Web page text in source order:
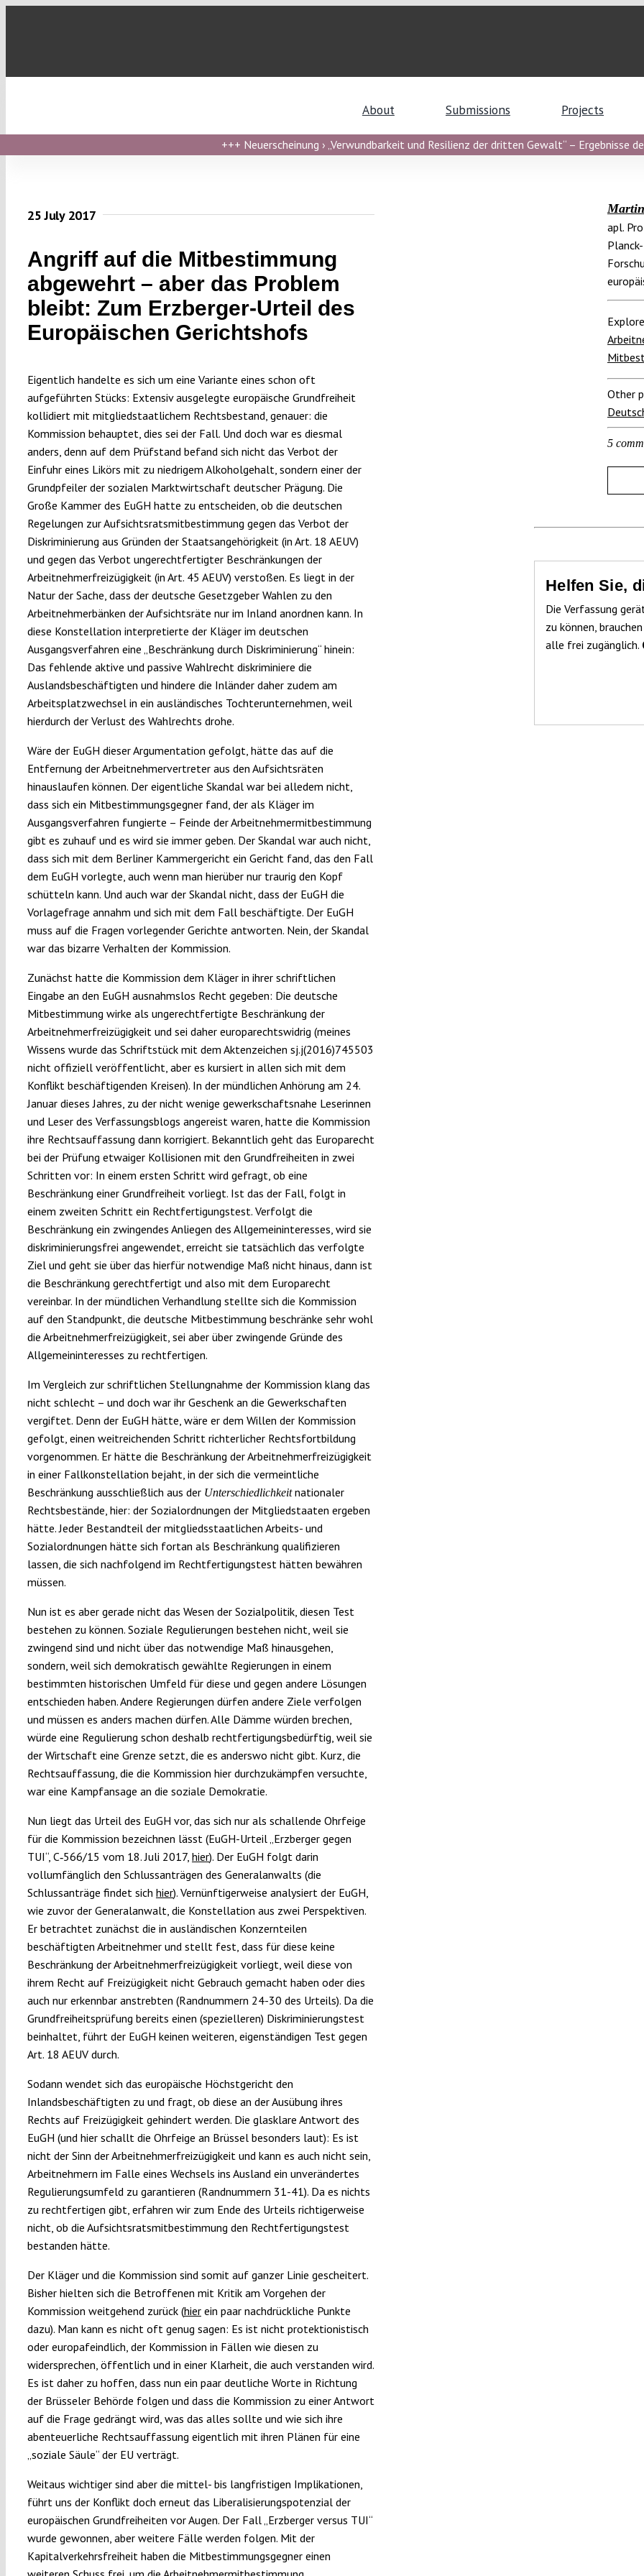
About Submissions Projects
+++ Neuerscheinung › „Verwundbarkeit und Resilienz der dritten Gewalt“ – Ergebnisse
25 July 2017
Angriff auf die Mitbestimmung
abgewehrt – aber das Problem
bleibt: Zum Erzberger-Urteil des
Europäischen Gerichtshofs
Eigentlich handelte es sich um eine Variante eines schon oft
aufgeführten Stücks: Extensiv ausgelegte europäische Grundfreiheit
kollidiert mit mitgliedstaatlichem Rechtsbestand, genauer: die
Kommission behauptet, dies sei der Fall. Und doch war es diesmal
anders, denn auf dem Prüfstand befand sich nicht das Verbot der
Einfuhr eines Likörs mit zu niedrigem Alkoholgehalt, sondern einer der
Grundpfeiler der sozialen Marktwirtschaft deutscher Prägung. Die
Große Kammer des EuGH hatte zu entscheiden, ob die deutschen
Regelungen zur Aufsichtsratsmitbestimmung gegen das Verbot der
Diskriminierung aus Gründen der Staatsangehörigkeit (in Art. 18 AEUV)
und gegen das Verbot ungerechtfertigter Beschränkungen der
Arbeitnehmerfreizügigkeit (in Art. 45 AEUV) verstoßen. Es liegt in der
Natur der Sache, dass der deutsche Gesetzgeber Wahlen zu den
Arbeitnehmerbänken der Aufsichtsräte nur im Inland anordnen kann. In
diese Konstellation interpretierte der Kläger im deutschen
Ausgangsverfahren eine „Beschränkung durch Diskriminierung“ hinein:
Das fehlende aktive und passive Wahlrecht diskriminiere die
Auslandsbeschäftigten und hindere die Inländer daher zudem am
Arbeitsplatzwechsel in ein ausländisches Tochterunternehmen, weil
hierdurch der Verlust des Wahlrechts drohe.
Wäre der EuGH dieser Argumentation gefolgt, hätte das auf die
Entfernung der Arbeitnehmervertreter aus den Aufsichtsräten
hinauslaufen können. Der eigentliche Skandal war bei alledem nicht,
dass sich ein Mitbestimmungsgegner fand, der als Kläger im
Ausgangsverfahren fungierte – Feinde der Arbeitnehmermitbestimmung
gibt es zuhauf und es wird sie immer geben. Der Skandal war auch nicht,
dass sich mit dem Berliner Kammergericht ein Gericht fand, das den Fall
dem EuGH vorlegte, auch wenn man hierüber nur traurig den Kopf
schütteln kann. Und auch war der Skandal nicht, dass der EuGH die
Vorlagefrage annahm und sich mit dem Fall beschäftigte. Der EuGH
muss auf die Fragen vorlegender Gerichte antworten. Nein, der Skandal
war das bizarre Verhalten der Kommission.
Zunächst hatte die Kommission dem Kläger in ihrer schriftlichen
Eingabe an den EuGH ausnahmslos Recht gegeben: Die deutsche
Mitbestimmung wirke als ungerechtfertigte Beschränkung der
Arbeitnehmerfreizügigkeit und sei daher europarechtswidrig (meines
Wissens wurde das Schriftstück mit dem Aktenzeichen sj.j(2016)745503
nicht offiziell veröffentlicht, aber es kursiert in allen sich mit dem
Konflikt beschäftigenden Kreisen). In der mündlichen Anhörung am 24.
Januar dieses Jahres, zu der nicht wenige gewerkschaftsnahe Leserinnen
und Leser des Verfassungsblogs angereist waren, hatte die Kommission
ihre Rechtsauffassung dann korrigiert. Bekanntlich geht das Europarecht
bei der Prüfung etwaiger Kollisionen mit den Grundfreiheiten in zwei
Schritten vor: In einem ersten Schritt wird gefragt, ob eine
Beschränkung einer Grundfreiheit vorliegt. Ist das der Fall, folgt in
einem zweiten Schritt ein Rechtfertigungstest. Verfolgt die
Beschränkung ein zwingendes Anliegen des Allgemeininteresses, wird sie
diskriminierungsfrei angewendet, erreicht sie tatsächlich das verfolgte
Ziel und geht sie über das hierfür notwendige Maß nicht hinaus, dann ist
die Beschränkung gerechtfertigt und also mit dem Europarecht
vereinbar. In der mündlichen Verhandlung stellte sich die Kommission
auf den Standpunkt, die deutsche Mitbestimmung beschränke sehr wohl
die Arbeitnehmerfreizügigkeit, sei aber über zwingende Gründe des
Allgemeininteresses zu rechtfertigen.
Im Vergleich zur schriftlichen Stellungnahme der Kommission klang das
nicht schlecht – und doch war ihr Geschenk an die Gewerkschaften
vergiftet. Denn der EuGH hätte, wäre er dem Willen der Kommission
gefolgt, einen weitreichenden Schritt richterlicher Rechtsfortbildung
vorgenommen. Er hätte die Beschränkung der Arbeitnehmerfreizügigkeit
in einer Fallkonstellation bejaht, in der sich die vermeintliche
Beschränkung ausschließlich aus der Unterschiedlichkeitnationaler
Rechtsbestände, hier: der Sozialordnungen der Mitgliedstaaten ergeben
hätte. Jeder Bestandteil der mitgliedsstaatlichen Arbeits- und
Sozialordnungen hätte sich fortan als Beschränkung qualifizieren
lassen, die sich nachfolgend im Rechtfertigungstest hätten bewähren
müssen.
Nun ist es aber gerade nicht das Wesen der Sozialpolitik, diesen Test
bestehen zu können. Soziale Regulierungen bestehen nicht, weil sie
zwingend sind und nicht über das notwendige Maß hinausgehen,
sondern, weil sich demokratisch gewählte Regierungen in einem
bestimmten historischen Umfeld für diese und gegen andere Lösungen
entschieden haben. Andere Regierungen dürfen andere Ziele verfolgen
und müssen es anders machen dürfen. Alle Dämme würden brechen,
würde eine Regulierung schon deshalb rechtfertigungsbedürftig, weil sie
der Wirtschaft eine Grenze setzt, die es anderswo nicht gibt. Kurz, die
Rechtsauffassung, die die Kommission hier durchzukämpfen versuchte,
war eine Kampfansage an die soziale Demokratie.
Nun liegt das Urteil des EuGH vor, das sich nur als schallende Ohrfeige
für die Kommission bezeichnen lässt (EuGH-Urteil „Erzberger gegen
TUI“, C‑566/15 vom 18. Juli 2017, hier). Der EuGH folgt darin
vollumfänglich den Schlussanträgen des Generalanwalts (die
Schlussanträge findet sich hier). Vernünftigerweise analysiert der EuGH,
wie zuvor der Generalanwalt, die Konstellation aus zwei Perspektiven.
Er betrachtet zunächst die in ausländischen Konzernteilen
beschäftigten Arbeitnehmer und stellt fest, dass für diese keine
Beschränkung der Arbeitnehmerfreizügigkeit vorliegt, weil diese von
ihrem Recht auf Freizügigkeit nicht Gebrauch gemacht haben oder dies
auch nur erkennbar anstrebten (Randnummern 24-30 des Urteils). Da die
Grundfreiheitsprüfung bereits einen (spezielleren) Diskriminierungstest
beinhaltet, führt der EuGH keinen weiteren, eigenständigen Test gegen
Art. 18 AEUV durch.
Sodann wendet sich das europäische Höchstgericht den
Inlandsbeschäftigten zu und fragt, ob diese an der Ausübung ihres
Rechts auf Freizügigkeit gehindert werden. Die glasklare Antwort des
EuGH (und hier schallt die Ohrfeige an Brüssel besonders laut): Es ist
nicht der Sinn der Arbeitnehmerfreizügigkeit und kann es auch nicht sein,
Arbeitnehmern im Falle eines Wechsels ins Ausland ein unverändertes
Regulierungsumfeld zu garantieren (Randnummern 31-41). Da es nichts
zu rechtfertigen gibt, erfahren wir zum Ende des Urteils richtigerweise
nicht, ob die Aufsichtsratsmitbestimmung den Rechtfertigungstest
bestanden hätte.
Der Kläger und die Kommission sind somit auf ganzer Linie gescheitert.
Bisher hielten sich die Betroffenen mit Kritik am Vorgehen der
Kommission weitgehend zurück (hierein paar nachdrückliche Punkte
dazu). Man kann es nicht oft genug sagen: Es ist nicht protektionistisch
oder europafeindlich, der Kommission in Fällen wie diesen zu
widersprechen, öffentlich und in einer Klarheit, die auch verstanden wird.
Es ist daher zu hoffen, dass nun ein paar deutliche Worte in Richtung
der Brüsseler Behörde folgen und dass die Kommission zu einer Antwort
auf die Frage gedrängt wird, was das alles sollte und wie sich ihre
abenteuerliche Rechtsauffassung eigentlich mit ihren Plänen für eine
„soziale Säule“ der EU verträgt.
Weitaus wichtiger sind aber die mittel- bis langfristigen Implikationen,
führt uns der Konflikt doch erneut das Liberalisierungspotenzial der
europäischen Grundfreiheiten vor Augen. Der Fall „Erzberger versus TUI“
wurde gewonnen, aber weitere Fälle werden folgen. Mit der
Kapitalverkehrsfreiheit haben die Mitbestimmungsgegner einen
apl.
Other
5
Helfen Sie,
Die Verfassung
zu können,
alle frei zugänglich.